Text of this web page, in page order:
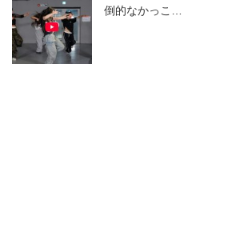
倒的なかっこ…